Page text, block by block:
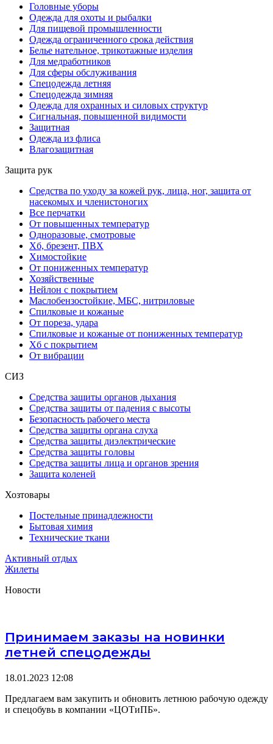
Головные уборы
Одежда для охоты и рыбалки
Для пищевой промышленности
Одежда ограниченного срока действия
Белье нательное, трикотажные изделия
Для медработников
Для сферы обслуживания
Спецодежда летняя
Спецодежда зимняя
Одежда для охранных и силовых структур
Сигнальная, повышенной видимости
Защитная
Одежда из флиса
Влагозащитная
Защита рук
Средства по уходу за кожей рук, лица, ног, защита от
насекомых и членистоногих
Все перчатки
От повышенных температур
Одноразовые, смотровые
Хб, брезент, ПВХ
Химостойкие
От пониженных температур
Хозяйственные
Нейлон с покрытием
Маслобензостойкие, МБС, нитриловые
Спилковые и кожаные
От пореза, удара
Спилковые и кожаные от пониженных температур
Хб с покрытием
От вибрации
СИЗ
Средства защиты органов дыхания
Средства защиты от падения с высоты
Безопасность рабочего места
Средства защиты органа слуха
Средства защиты диэлектрические
Средства защиты головы
Средства защиты лица и органов зрения
Защита коленей
Хозтовары
Постельные принадлежности
Бытовая химия
Технические ткани
Активный отдых
Жилеты
Новости
Принимаем заказы на новинки
летней спецодежды
18.01.2023 12:08
Предлагаем вам закупить и обновить летнюю рабочую одежду
и спецобувь в компании «ЦОТиПБ».